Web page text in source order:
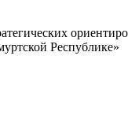
Республике»